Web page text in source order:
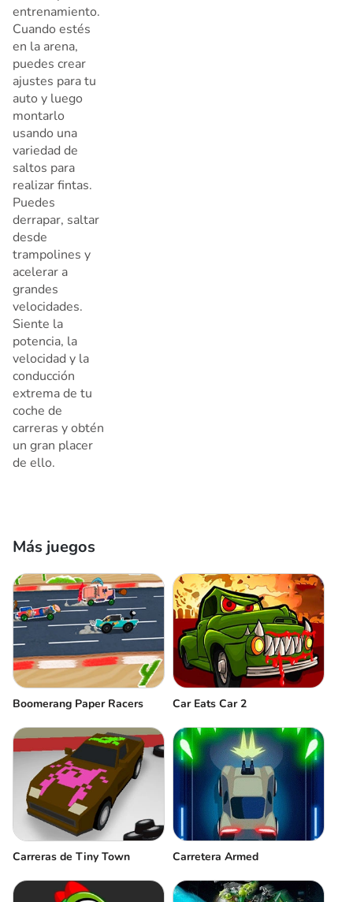
entrenamiento.
Cuando estés
en la arena,
puedes crear
ajustes para tu
auto y luego
montarlo
usando una
variedad de
saltos para
realizar fintas.
Puedes
derrapar, saltar
desde
trampolines y
acelerar a
grandes
velocidades.
Siente la
potencia, la
velocidad y la
conducción
extrema de tu
coche de
carreras y obtén
un gran placer
de ello.
Más juegos
Boomerang Paper Racers Car Eats Car 2
Carreras de Tiny Town Carretera Аrmed